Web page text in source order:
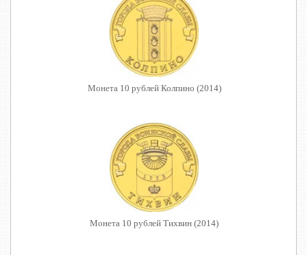
Монета 10 рублей Колпино (2014)
Монета 10 рублей Тихвин (2014)